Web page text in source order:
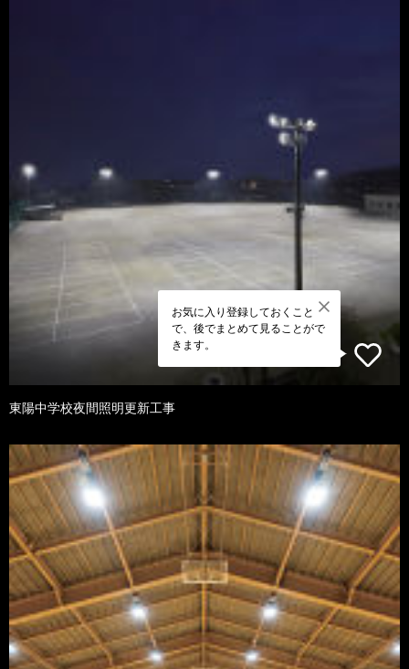
お気に入り登録しておくこと
で、後でまとめて見ることがで
きます。
東陽中学校夜間照明更新工事